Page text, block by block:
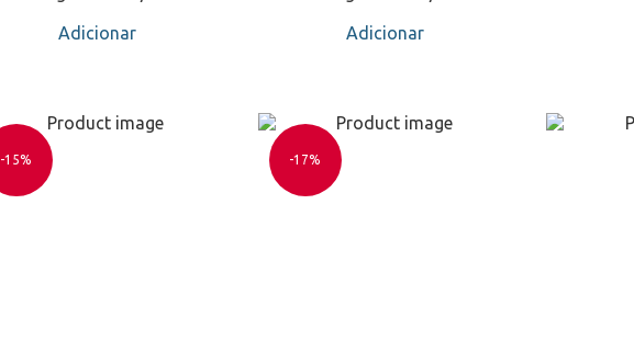
Adicionar Adicionar
-15% -17%